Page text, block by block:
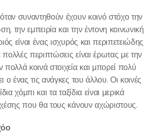
συναντηθούν έχουν κοινό στόχο την
την εμπειρία και την έντονη κοινωνική
είναι ένας ισχυρός και περιπετειώδης
περιπτώσεις είναι έρωτας με την
κοινά στοιχεία και μπορεί πολύ
ο ένας τις ανάγκες του άλλου. Οι κοινές
χόμπι και τα ταξίδια είναι μερικά
που θα τους κάνουν αχώριστους.